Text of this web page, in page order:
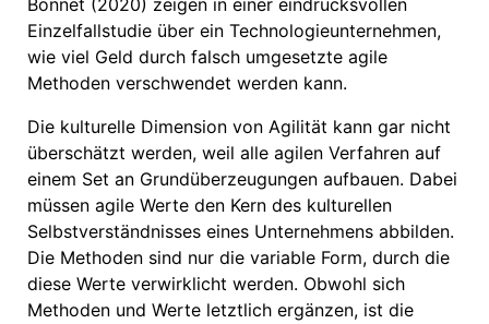
Bonnet (2020) zeigen in einer eindrucksvollen
Einzelfallstudie über ein Technologieunternehmen,
wie viel Geld durch falsch umgesetzte agile
Methoden verschwendet werden kann.
Die kulturelle Dimension von Agilität kann gar nicht
überschätzt werden, weil alle agilen Verfahren auf
einem Set an Grundüberzeugungen aufbauen. Dabei
müssen agile Werte den Kern des kulturellen
Selbstverständnisses eines Unternehmens abbilden.
Die Methoden sind nur die variable Form, durch die
diese Werte verwirklicht werden. Obwohl sich
Methoden und Werte letztlich ergänzen, ist die